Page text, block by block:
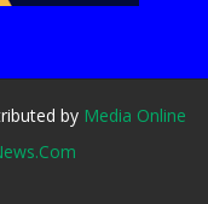
by Media Online